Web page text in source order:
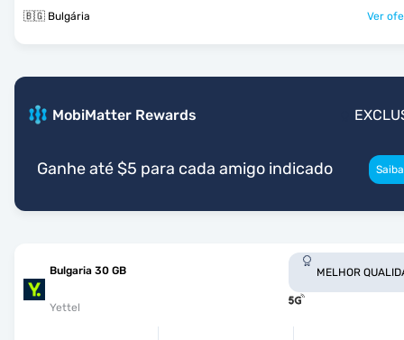
🇧🇬 Bulgária Ver
MobiMatter Rewards
Ganhe até $5 para cada amigo indicado
Bulgaria 30 GB
Yettel
MELHOR